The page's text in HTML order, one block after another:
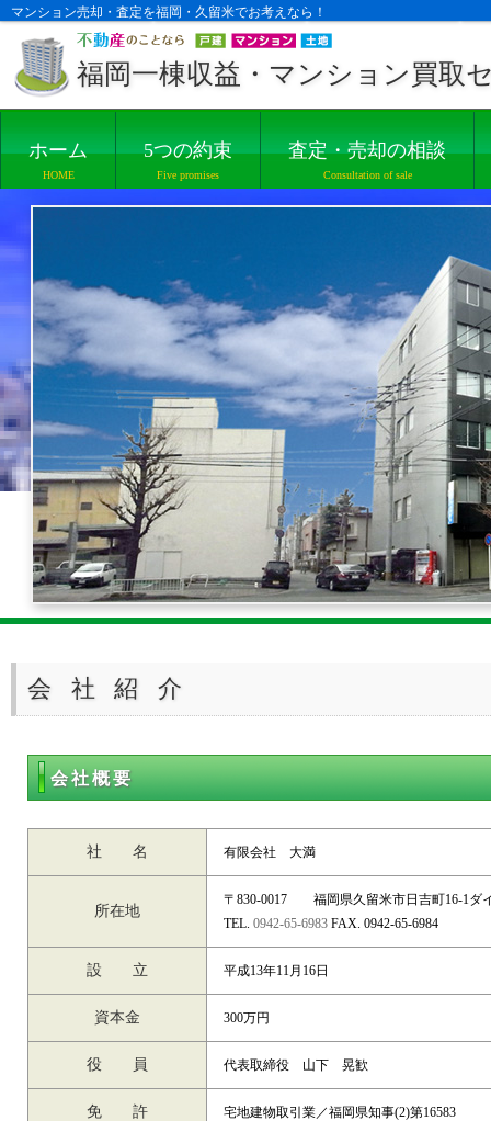
マンション売却・査定を福岡・久留米でお考えなら！
福岡一棟収益・マンション買取
ホーム
HOME
5つの約束
Five promises
査定・売却の相談
Consultation of sale
会社紹介
会社概要
社 名 有限会社 大満
所在地
〒830-0017 福岡県久留米市日吉町16-1ダ
TEL. 0942-65-6983 FAX. 0942-65-6984
設 立 平成13年11月16日
資本金 300万円
役 員 代表取締役 山下 晃歓
免 許 宅地建物取引業／福岡県知事(2)第16583